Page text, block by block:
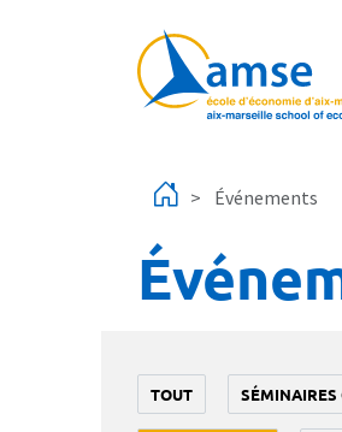
Événements
TOUT SÉMINAIRES